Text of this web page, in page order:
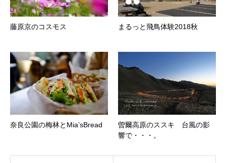
藤原京のコスモス まるっと飛鳥体験2018秋
奈良公園の梅林とMia’sBread
曽爾高原のススキ 台風の影
響で・・・。